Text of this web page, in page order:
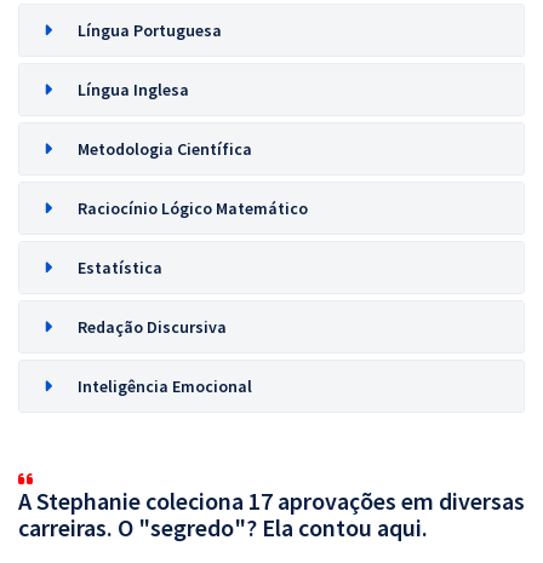
Língua Portuguesa
Língua Inglesa
Metodologia Científica
Raciocínio Lógico Matemático
Estatística
Redação Discursiva
Inteligência Emocional
A Stephanie coleciona 17 aprovações em diversas
carreiras. O "segredo"? Ela contou aqui.